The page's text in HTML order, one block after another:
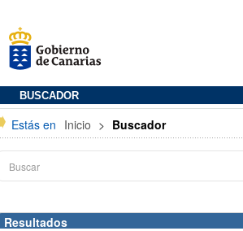
BUSCADOR
Estás en Inicio > Buscador
Resultados